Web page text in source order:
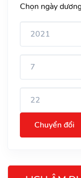
Chọn ngày
Chuyển đổi